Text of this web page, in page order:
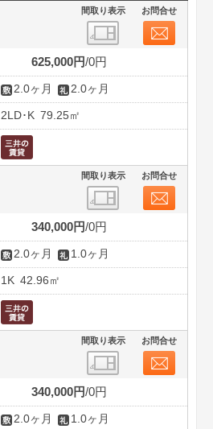
間取り表示 お問合せ
625,000円 0円
2.0ヶ月 2.0ヶ月
2LD･K 79.25㎡
間取り表示 お問合せ
340,000円 0円
2.0ヶ月 1.0ヶ月
1K 42.96㎡
間取り表示 お問合せ
340,000円 0円
2.0ヶ月 1.0ヶ月